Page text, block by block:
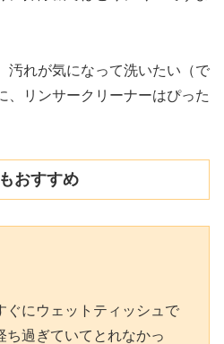
汚れが気になって洗いたい（で
、リンサークリーナーはぴった
おすすめ
ぐにウェットティッシュで
ち過ぎていてとれなかっ